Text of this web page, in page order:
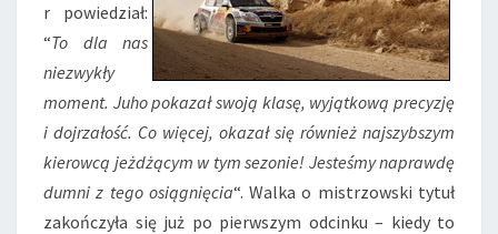
r powiedział:
“To dla nas
niezwykły
moment. Juho pokazał swoją klasę, wyjątkową precyzję
i dojrzałość. Co więcej, okazał się również najszybszym
kierowcą jeżdżącym w tym sezonie! Jesteśmy naprawdę
dumni z tego osiągnięcia“. Walka o mistrzowski tytuł
zakończyła się już po pierwszym odcinku – kiedy to